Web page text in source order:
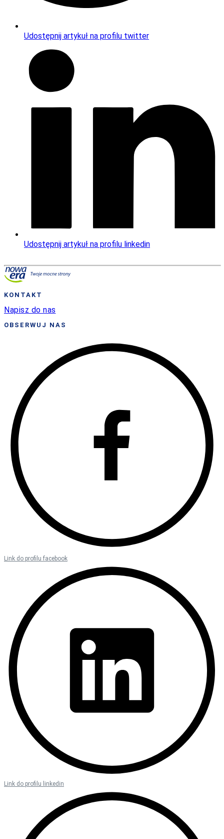
Udostępnij artykuł na profilu twitter
Udostępnij artykuł na profilu linkedin
KONTAKT
Napisz do nas
OBSERWUJ NAS
Link do profilu facebook
Link do profilu linkedin